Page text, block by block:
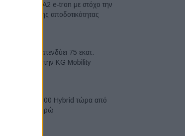
Νέο Audi A2 e-tron με στόχο την
κορυφή της αποδοτικότητας
Η Chery επενδύει 75 εκατ.
δολάρια στην KG Mobility
Το FIAT 500 Hybrid τώρα από
18.990 ευρώ